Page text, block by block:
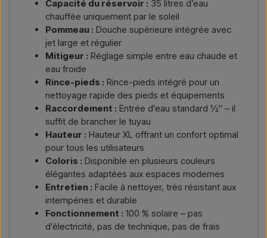
Capacité du réservoir : 35 litres d’eau
chauffée uniquement par le soleil
Pommeau : Douche supérieure intégrée avec
jet large et régulier
Mitigeur : Réglage simple entre eau chaude et
eau froide
Rince-pieds : Rince-pieds intégré pour un
nettoyage rapide des pieds et équipements
Raccordement : Entrée d’eau standard ½″ – il
suffit de brancher le tuyau
Hauteur : Hauteur XL offrant un confort optimal
pour tous les utilisateurs
Coloris : Disponible en plusieurs couleurs
élégantes adaptées aux espaces modernes
Entretien : Facile à nettoyer, très résistant aux
intempéries et durable
Fonctionnement : 100 % solaire – pas
d’électricité, pas de technique, pas de frais